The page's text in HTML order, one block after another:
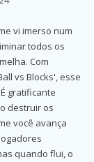
vi imerso num
todos os
Com
vs Blocks', esse
gratificante
destruir os
você avança
quando flui, o